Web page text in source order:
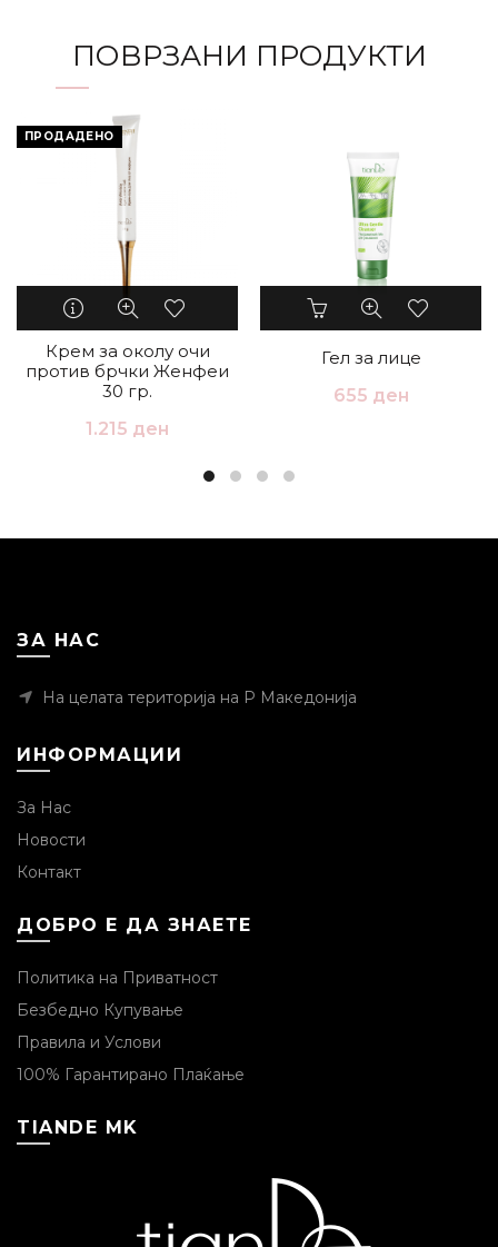
ПОВРЗАНИ ПРОДУКТИ
ПРОДАДЕНО
Крем за околу очи
против брчки Женфеи
30 гр.
1.215 ден
Гел за лице
655 ден
ЗА НАС
На целата територија на Р Македонија
ИНФОРМАЦИИ
За Нас
Новости
Контакт
ДОБРО Е ДА ЗНАЕТЕ
Политика на Приватност
Безбедно Купување
Правила и Услови
100% Гарантирано Плаќање
TIANDE MK